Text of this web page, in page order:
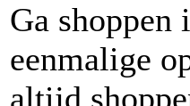
Ga
eenmalige
altijd